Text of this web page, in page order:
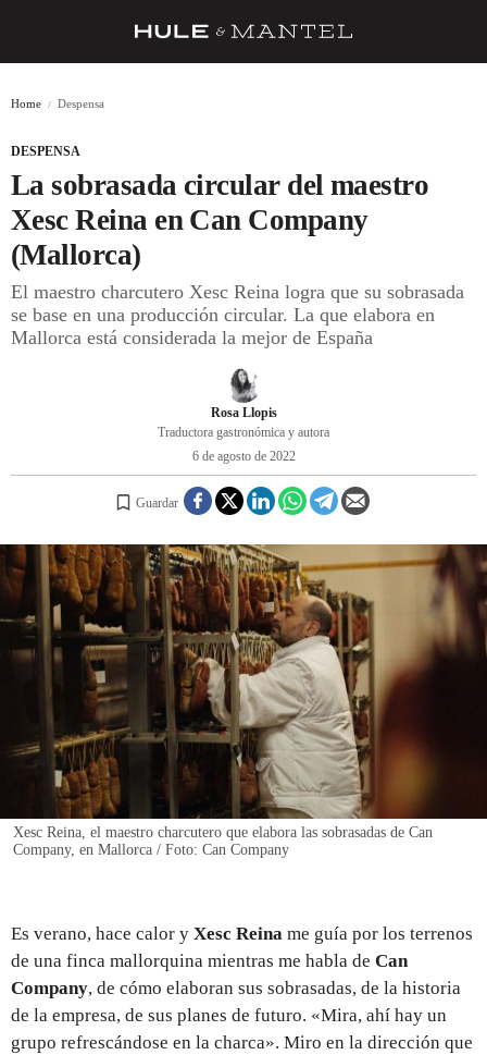
BARRAS Y ESTRELLAS
DÓNDE COMER
ÍDOLOS DE MESAS
CUADERNO DE VIAJE
REGISTRO
INICIAR SESIÓN
Home Despensa
DESPENSA
La sobrasada circular del maestro
Xesc Reina en Can Company
(Mallorca)
El maestro charcutero Xesc Reina logra que su sobrasada
se base en una producción circular. La que elabora en
Mallorca está considerada la mejor de España
Rosa Llopis
Traductora gastronómica y autora
6 de agosto de 2022
Guardar
Xesc Reina, el maestro charcutero que elabora las sobrasadas de Can
Company, en Mallorca / Foto: Can Company
Es verano, hace calor y Xesc Reina me guía por los terrenos
de una finca mallorquina mientras me habla de Can
Company, de cómo elaboran sus sobrasadas, de la historia
de la empresa, de sus planes de futuro. «Mira, ahí hay un
grupo refrescándose en la charca». Miro en la dirección que